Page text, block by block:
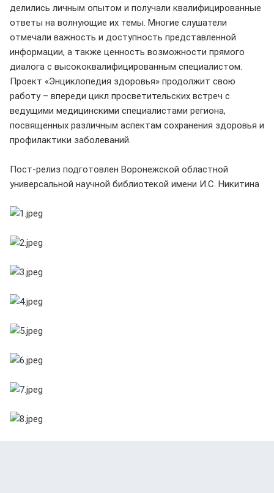
делились личным опытом и получали квалифицированные
ответы на волнующие их темы. Многие слушатели
отмечали важность и доступность представленной
информации, а также ценность возможности прямого
диалога с высококвалифицированным специалистом.
Проект «Энциклопедия здоровья» продолжит свою
работу – впереди цикл просветительских встреч с
ведущими медицинскими специалистами региона,
посвященных различным аспектам сохранения здоровья и
профилактики заболеваний.
Пост-релиз подготовлен Воронежской областной
универсальной научной библиотекой имени И.С. Никитина